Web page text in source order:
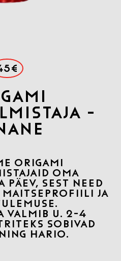
-
ORIGAMI
OMA
PÄEV, SEST NEED
JA
VALMIB U. 2-4
SOBIVAD
NING HARIO.